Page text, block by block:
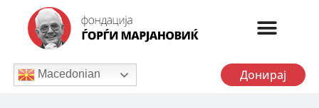
Macedonian Донирај